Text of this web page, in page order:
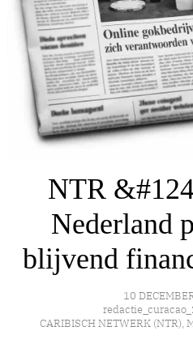
NTR
Nederland
blijvend
10
CARIBISCH NETWERK (NTR),